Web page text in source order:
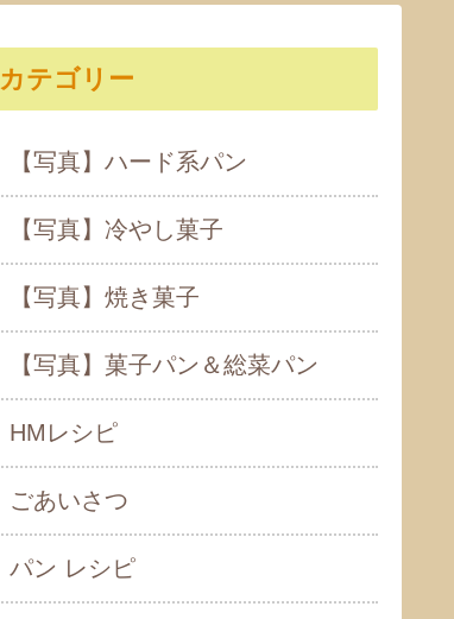
カテゴリー
【写真】ハード系パン
【写真】冷やし菓子
【写真】焼き菓子
【写真】菓子パン＆総菜パン
HMレシピ
ごあいさつ
パン レシピ